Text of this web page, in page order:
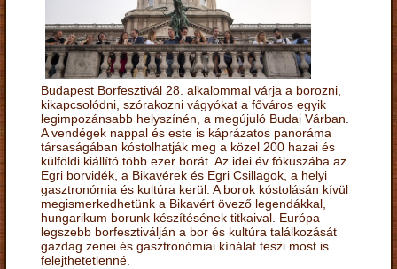
Budapest Borfesztivál 28. alkalommal várja a borozni,
kikapcsolódni, szórakozni vágyókat a főváros egyik
legimpozánsabb helyszínén, a megújuló Budai Várban.
A vendégek nappal és este is káprázatos panoráma
társaságában kóstolhatják meg a közel 200 hazai és
külföldi kiállító több ezer borát. Az idei év fókuszába az
Egri borvidék, a Bikavérek és Egri Csillagok, a helyi
gasztronómia és kultúra kerül. A borok kóstolásán kívül
megismerkedhetünk a Bikavért övező legendákkal,
hungarikum borunk készítésének titkaival. Európa
legszebb borfesztiválján a bor és kultúra találkozását
gazdag zenei és gasztronómiai kínálat teszi most is
felejthetetlenné.